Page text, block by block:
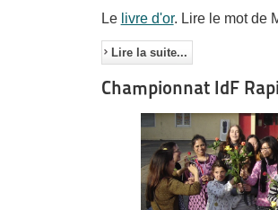
Le livre d'or. Lire le mot de
Lire la suite...
Championnat IdF